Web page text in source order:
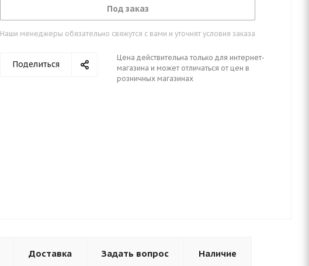
Под заказ
Наши менеджеры обязательно свяжутся с вами и уточнят условия заказа
Поделиться
Цена действительна только для интернет-
магазина и может отличаться от цен в
розничных магазинах
Доставка Задать вопрос Наличие